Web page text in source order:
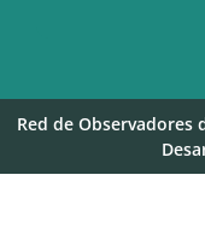
Red de Observadores